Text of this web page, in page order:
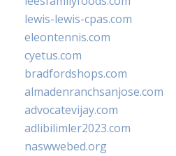
lewis-lewis-cpas.com
eleontennis.com
cyetus.com
bradfordshops.com
almadenranchsanjose.com
advocatevijay.com
adlibilimler2023.com
naswwebed.org